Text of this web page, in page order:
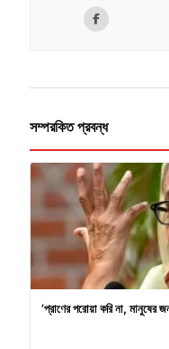
সম্পরকিত প্রবন্ধ
’প্রাণের পরোয়া করি না, মানুষের